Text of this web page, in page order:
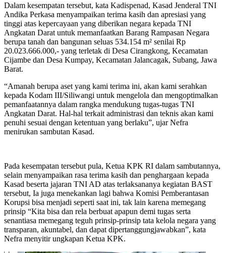
Dalam kesempatan tersebut, kata Kadispenad, Kasad Jenderal TNI
Andika Perkasa menyampaikan terima kasih dan apresiasi yang
tinggi atas kepercayaan yang diberikan negara kepada TNI
Angkatan Darat untuk memanfaatkan Barang Rampasan Negara
berupa tanah dan bangunan seluas 534.154 m² senilai Rp
20.023.666.000,- yang terletak di Desa Cirangkong, Kecamatan
Cijambe dan Desa Kumpay, Kecamatan Jalancagak, Subang, Jawa
Barat.
“Amanah berupa aset yang kami terima ini, akan kami serahkan
kepada Kodam III/Siliwangi untuk mengelola dan mengoptimalkan
pemanfaatannya dalam rangka mendukung tugas-tugas TNI
Angkatan Darat. Hal-hal terkait administrasi dan teknis akan kami
penuhi sesuai dengan ketentuan yang berlaku”, ujar Nefra
menirukan sambutan Kasad.
Pada kesempatan tersebut pula, Ketua KPK RI dalam sambutannya,
selain menyampaikan rasa terima kasih dan penghargaan kepada
Kasad beserta jajaran TNI AD atas terlaksananya kegiatan BAST
tersebut, Ia juga menekankan lagi bahwa Komisi Pemberantasan
Korupsi bisa menjadi seperti saat ini, tak lain karena memegang
prinsip “Kita bisa dan rela berbuat apapun demi tugas serta
senantiasa memegang teguh prinsip-prinsip tata kelola negara yang
transparan, akuntabel, dan dapat dipertanggungjawabkan”, kata
Nefra menyitir ungkapan Ketua KPK.